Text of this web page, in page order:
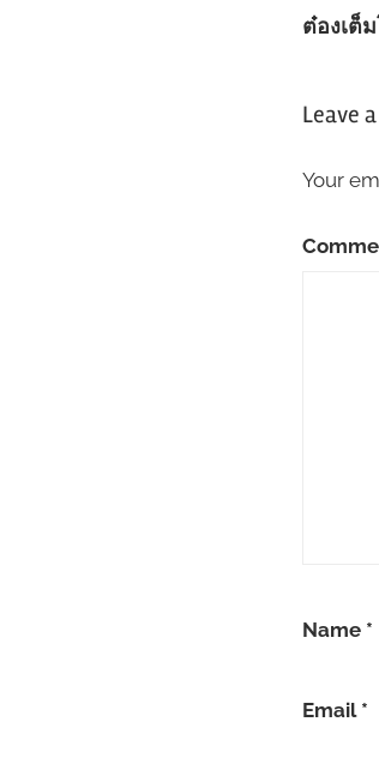
ต๋องเต็
Leave
Your
Name *
Email *